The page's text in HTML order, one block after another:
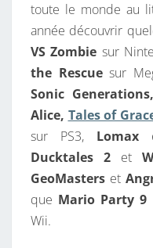
toute le monde au
année découvrir
VS Zombie sur
the Rescuesur
Sonic
Alice, Tales of
sur PS3, Lomax
Ducktales 2 et
GeoMasters et
que Mario Party 9
Wii.